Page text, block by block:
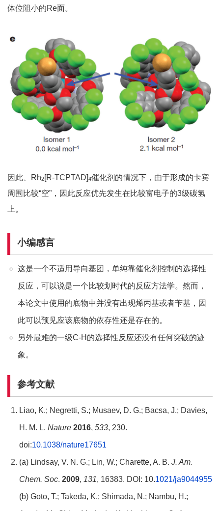
体位阻小的Re面。
因此、Rh2[R-TCPTAD]4催化剂的情况下，由于形成的卡宾
周围比较“空”，因此反应优先发生在比较富电子的3级碳氢
上。
小编感言
这是一个不适用导向基团，单纯靠催化剂控制的选择性
反应，可以说是一个比较划时代的反应方法学。然而，
本论文中使用的底物中并没有出现烯丙基或者苄基，因
此可以预见应该底物的依存性还是存在的。
另外最难的一级C-H的选择性反应还没有任何突破的迹
象。
参考文献
Liao, K.; Negretti, S.; Musaev, D. G.; Bacsa, J.; Davies,
H. M. L. Nature 2016, 533, 230.
doi:10.1038/nature17651
(a) Lindsay, V. N. G.; Lin, W.; Charette, A. B. J. Am.
Chem. Soc. 2009, 131, 16383. DOI: 10.1021/ja9044955
(b) Goto, T.; Takeda, K.; Shimada, N.; Nambu, H.;